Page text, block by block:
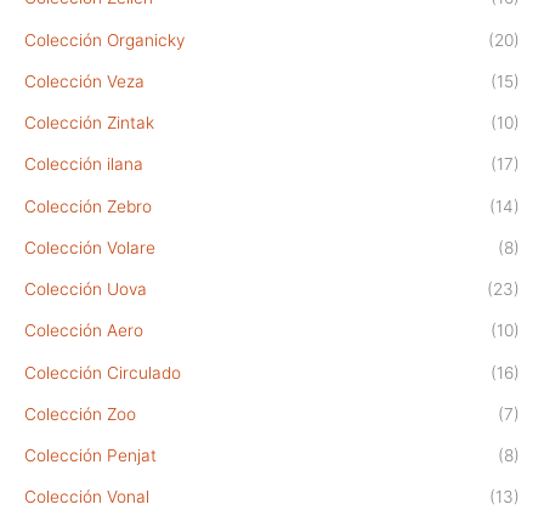
Colección Organicky (20)
Colección Veza (15)
Colección Zintak (10)
Colección ilana (17)
Colección Zebro (14)
Colección Volare (8)
Colección Uova (23)
Colección Aero (10)
Colección Circulado (16)
Colección Zoo (7)
Colección Penjat (8)
Colección Vonal (13)